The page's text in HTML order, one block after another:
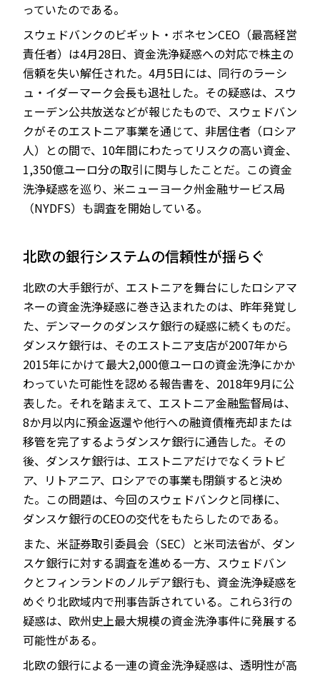
っていたのである。
スウェドバンクのビギット・ボネセンCEO（最高経営
責任者）は4月28日、資金洗浄疑惑への対応で株主の
信頼を失い解任された。4月5日には、同行のラーシ
ュ・イダーマーク会長も退社した。その疑惑は、スウ
ェーデン公共放送などが報じたもので、スウェドバン
クがそのエストニア事業を通じて、非居住者（ロシア
人）との間で、10年間にわたってリスクの高い資金、
1,350億ユーロ分の取引に関与したことだ。この資金
洗浄疑惑を巡り、米ニューヨーク州金融サービス局
（NYDFS）も調査を開始している。
北欧の銀行システムの信頼性が揺らぐ
北欧の大手銀行が、エストニアを舞台にしたロシアマ
ネーの資金洗浄疑惑に巻き込まれたのは、昨年発覚し
た、デンマークのダンスケ銀行の疑惑に続くものだ。
ダンスケ銀行は、そのエストニア支店が2007年から
2015年にかけて最大2,000億ユーロの資金洗浄にかか
わっていた可能性を認める報告書を、2018年9月に公
表した。それを踏まえて、エストニア金融監督局は、
8か月以内に預金返還や他行への融資債権売却または
移管を完了するようダンスケ銀行に通告した。その
後、ダンスケ銀行は、エストニアだけでなくラトビ
ア、リトアニア、ロシアでの事業も閉鎖すると決め
た。この問題は、今回のスウェドバンクと同様に、
ダンスケ銀行のCEOの交代をもたらしたのである。
また、米証券取引委員会（SEC）と米司法省が、ダン
スケ銀行に対する調査を進める一方、スウェドバン
クとフィンランドのノルデア銀行も、資金洗浄疑惑を
めぐり北欧域内で刑事告訴されている。これら3行の
疑惑は、欧州史上最大規模の資金洗浄事件に発展する
可能性がある。
北欧の銀行による一連の資金洗浄疑惑は、透明性が高